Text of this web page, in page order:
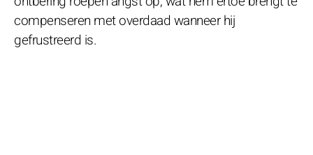
compenseren met overdaad wanneer hij
gefrustreerd is.